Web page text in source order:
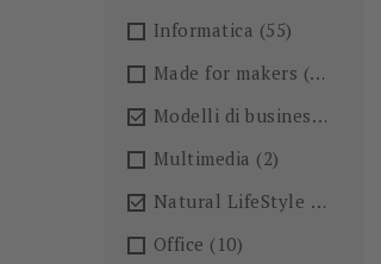
Informatica (55)
Made for makers (13)
 Modelli di business(57)
Multimedia (2)
 Natural LifeStyle
(4)
Office (10)